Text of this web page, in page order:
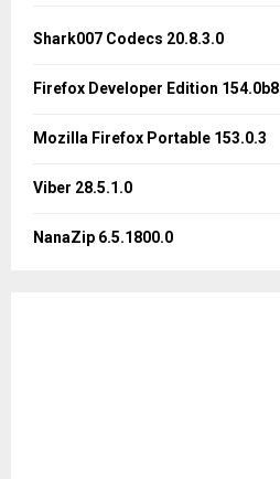
o
:
Shark007 Codecs 20.8.3.0
Firefox Developer Edition 154.0b8
Mozilla Firefox Portable 153.0.3
Viber 28.5.1.0
NanaZip 6.5.1800.0